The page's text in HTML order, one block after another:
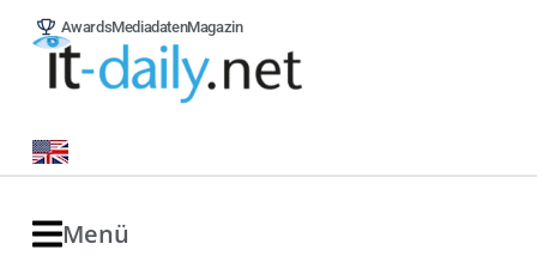
AwardsMediadatenMagazin
Menü